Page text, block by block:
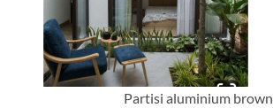
Partisi aluminium brown